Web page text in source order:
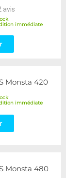
avis
immédiate
Monsta 420
immédiate
Monsta 480